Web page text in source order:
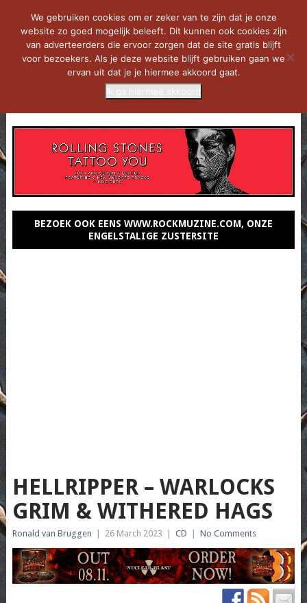
BEZOEK OOK EENS WWW.ROCKMUZINE.COM, ONZE
ENGELSTALIGE ZUSTERSITE
HELLRIPPER – WARLOCKS
GRIM & WITHERED HAGS
Ronald van Bruggen 26 March 2023 CD No Comments
We gebruiken cookies om er zeker van te zijn dat je onze
website zo goed mogelijk beleeft. Dit kunnen ook cookies zijn
van adverteerders die ervoor zorgen dat de site gratis blijft
voor bezoekers. Als je deze website blijft gebruiken gaan we
ervan uit dat je je hiermee akkoord gaat.
Ik ga hiermee akkoord